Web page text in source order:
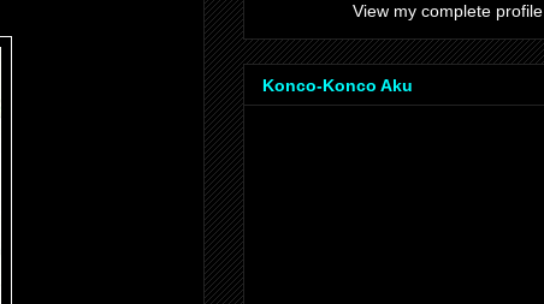
View my complete profile
Konco-Konco Aku